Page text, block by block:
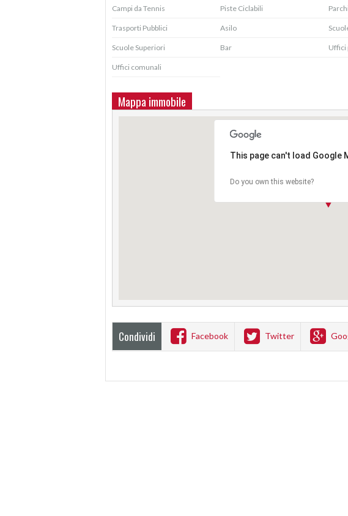
Campi da Tennis Piste Ciclabili
Trasporti Pubblici Asilo
Scuole Superiori Bar Uffici
Uffici comunali
Mappa immobile
This page can't load Google
Do you own this website?
Condividi Facebook Twitter